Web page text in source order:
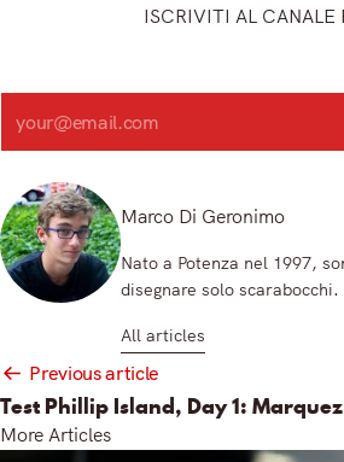
ISCRIVITI AL CANALE
Search
Marco Di Geronimo
Nato a Potenza nel 1997,
disegnare solo
All articles
Post
navigation
Previous article
Test Phillip Island, Day 1:
More Articles